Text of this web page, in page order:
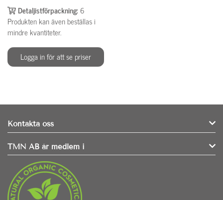
Detaljistförpackning:6
Produkten kan även beställas i
mindre kvantiteter.
Logga in för att se priser
Kontakta oss
TMN AB är medlem i